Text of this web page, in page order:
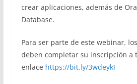
crear aplicaciones, además de
Database.
Para ser parte de este webinar,
deben completar su inscripción a
enlace https://bit.ly/3wdeykI